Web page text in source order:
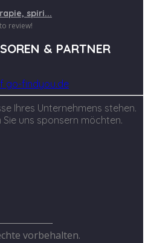
spiri...
review!
& PARTNER
go-findyou.de
Ihres Unternehmens stehen.
Sie uns sponsern möchten.
vorbehalten.